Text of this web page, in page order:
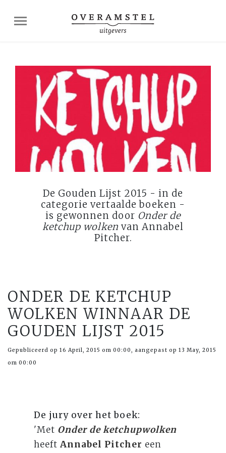
De Gouden Lijst 2015 - in de
categorie vertaalde boeken -
is gewonnen door Onder de
ketchup wolken van Annabel
Pitcher.
ONDER DE KETCHUP
WOLKEN WINNAAR DE
GOUDEN LIJST 2015
Gepubliceerd op 16 April, 2015 om 00:00, aangepast op 13 May, 2015
om 00:00
De jury over het boek:
'Met Onder de ketchupwolken
heeftAnnabel Pitcher een